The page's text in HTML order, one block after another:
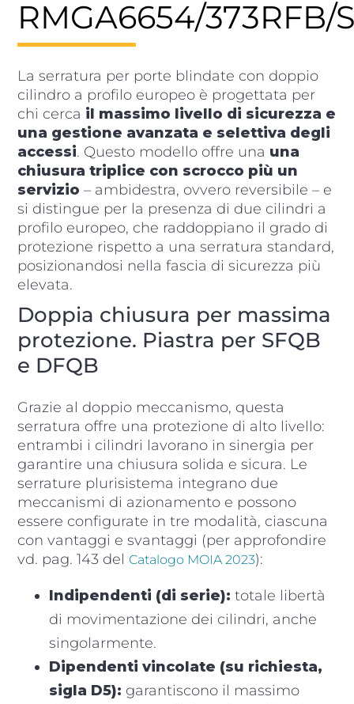
RMGA6654/373RFB/
La serratura per porte blindate con doppio
cilindro a profilo europeo è progettata per
chi cerca il massimo livello di sicurezza e
una gestione avanzata e selettiva degli
accessi. Questo modello offre una una
chiusura triplice con scrocco più un
servizio– ambidestra, ovvero reversibile – e
si distingue per la presenza di due cilindri a
profilo europeo, che raddoppiano il grado di
protezione rispetto a una serratura standard,
posizionandosi nella fascia di sicurezza più
elevata.
Doppia chiusura per massima
protezione. Piastra per SFQB
e DFQB
Grazie al doppio meccanismo, questa
serratura offre una protezione di alto livello:
entrambi i cilindri lavorano in sinergia per
garantire una chiusura solida e sicura. Le
serrature plurisistema integrano due
meccanismi di azionamento e possono
essere configurate in tre modalità, ciascuna
con vantaggi e svantaggi (per approfondire
vd. pag. 143 delCatalogo MOIA 2023):
Indipendenti (di serie): totale libertà
di movimentazione dei cilindri, anche
singolarmente.
Dipendenti vincolate (su richiesta,
sigla D5): garantiscono il massimo